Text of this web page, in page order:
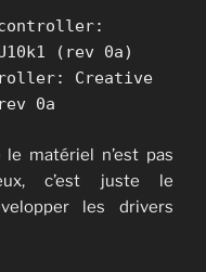
(rev 0a)
Creative
0a
le matériel n’est pas
c’est juste le
les drivers